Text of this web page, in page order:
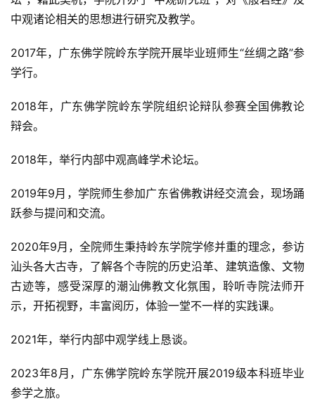
中观诸论相关的思想进行研究及教学。
2017年，广东佛学院岭东学院开展毕业班师生“丝绸之路”参
学行。
2018年，广东佛学院岭东学院组织论辩队参赛全国佛教论
辩会。
2018年，举行内部中观高峰学术论坛。
2019年9月，学院师生参加广东省佛教讲经交流会，现场踊
跃参与提问和交流。
2020年9月，全院师生秉持岭东学院学修并重的理念，参访
汕头各大古寺，了解各个寺院的历史沿革、建筑造像、文物
古迹等，感受深厚的潮汕佛教文化氛围，聆听寺院法师开
示，开拓视野，丰富阅历，体验一堂不一样的实践课。
2021年，举行内部中观学线上恳谈。
2023年8月，广东佛学院岭东学院开展2019级本科班毕业
参学之旅。